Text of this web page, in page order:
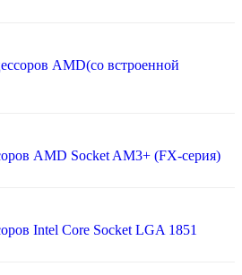
AMD(со встроенной
AMD Socket AM3+ (FX-серия)
Intel Core Socket LGA 1851